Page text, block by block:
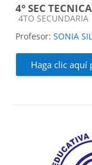
4° SEC
Categoría de cursos
4TO SECUNDARIA
Profesor: SONIA
Haga clic aquí